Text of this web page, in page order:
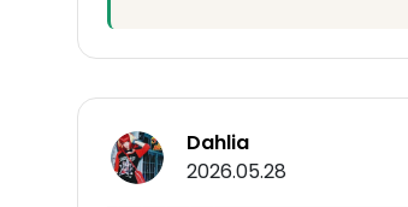
Dahlia
2026.05.28